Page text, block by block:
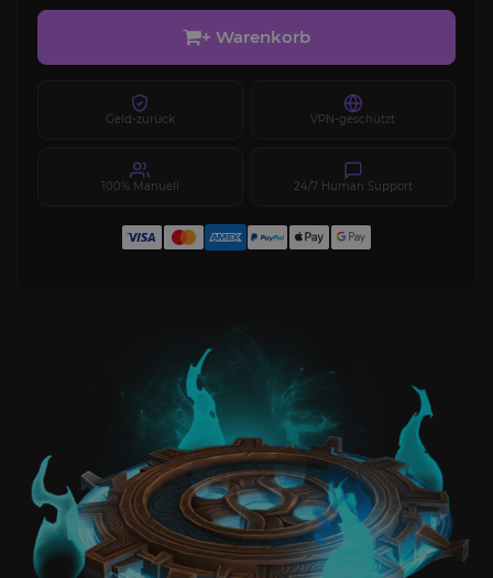
+ Warenkorb
Geld-zurück VPN-geschützt
100% Manuell 24/7 Human Support